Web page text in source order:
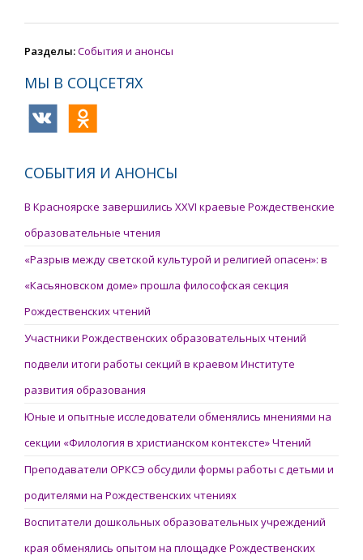
Разделы:События и анонсы
МЫ В СОЦСЕТЯХ
СОБЫТИЯ И АНОНСЫ
В Красноярске завершились XXVI краевые Рождественские
образовательные чтения
«Разрыв между светской культурой и религией опасен»: в
«Касьяновском доме» прошла философская секция
Рождественских чтений
Участники Рождественских образовательных чтений
подвели итоги работы секций в краевом Институте
развития образования
Юные и опытные исследователи обменялись мнениями на
секции «Филология в христианском контексте» Чтений
Преподаватели ОРКСЭ обсудили формы работы с детьми и
родителями на Рождественских чтениях
Воспитатели дошкольных образовательных учреждений
края обменялись опытом на площадке Рождественских